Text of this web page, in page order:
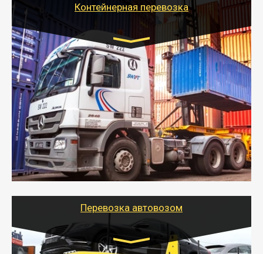
Контейнерная перевозка
Цена за км. Рассчитывается
индивидуально
- Контейнерные грузоперевозки на специальном
оборудованном транспорте быстро, качественно и
безопасно.
- Наша транспортная компания поможет
организовать доставку в порт и из порта
стандартных контейнеров на контейнеровозе,
шаландах и площадках (открытых кузовах),
используя надежные крепления.
Перевозка автовозом